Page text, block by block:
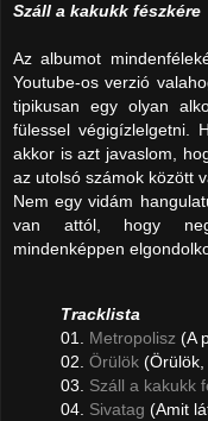
Száll a kakukk fészkére
Az albumot
Youtube-os verzió
tipikusan egy olyan
fülessel végigízlelgetni.
akkor is azt javaslom,
az utolsó számok között
Nem egy vidám
van attól, hogy
mindenképpen
Tracklista
01. Metropolisz (A
02. Örülök
03. Száll a kakukk
04. Sivatag (Amit